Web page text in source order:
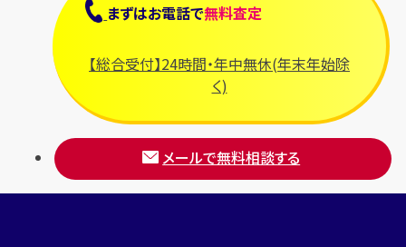
まずはお電話で無料査定
【総合受付】24時間・年中無休(年末年始除
く)
メールで無料相談する